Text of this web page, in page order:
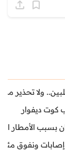
كوت ديفوار
بسبب الأمطار
ونفوق مئات